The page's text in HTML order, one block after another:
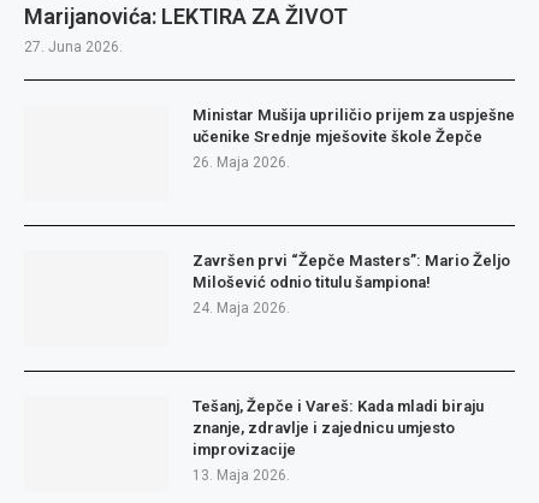
Marijanovića: LEKTIRA ZA ŽIVOT
27. Juna 2026.
Ministar Mušija upriličio prijem za uspješne
učenike Srednje mješovite škole Žepče
26. Maja 2026.
Završen prvi “Žepče Masters”: Mario Željo
Milošević odnio titulu šampiona!
24. Maja 2026.
Tešanj, Žepče i Vareš: Kada mladi biraju
znanje, zdravlje i zajednicu umjesto
improvizacije
13. Maja 2026.